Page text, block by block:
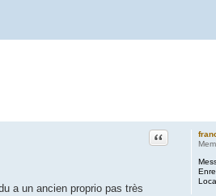
Citation
a un ancien proprio pas très